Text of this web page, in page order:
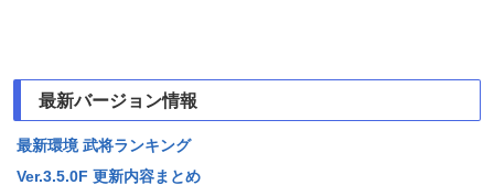
最新バージョン情報
最新環境 武将ランキング
Ver.3.5.0F 更新内容まとめ